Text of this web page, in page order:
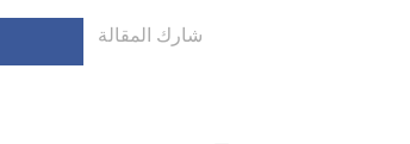
شارك المقالة